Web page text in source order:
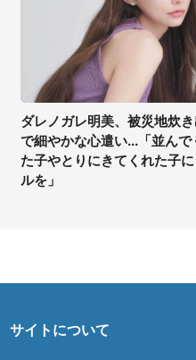
ダレノガレ明美、被災地炊
で細やかな心遣い...「並んで
た子やとりにきてくれた子
ルを」
サイトについて